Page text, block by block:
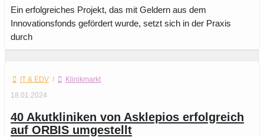
Ein erfolgreiches Projekt, das mit Geldern aus dem
Innovationsfonds gefördert wurde, setzt sich in der Praxis
durch
IT & EDV /
Klinikmarkt
18.01.2024
40 Akutkliniken von Asklepios erfolgreich
auf ORBIS umgestellt